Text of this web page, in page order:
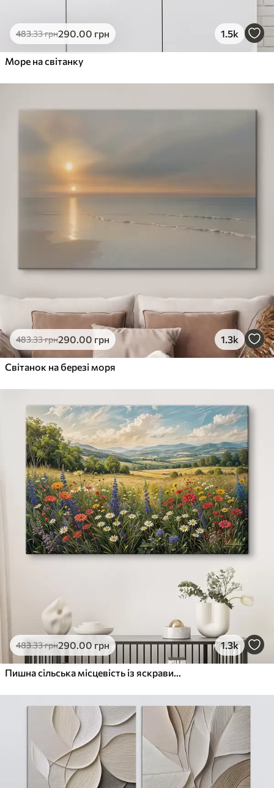
483.33грн290.00 грн 1.5k
Море на світанку
483.33грн290.00 грн 1.3k
Світанок на березі моря
483.33грн290.00 грн 1.3k
Пишна сільська місцевість із яскравим лугом диких квітів, наповненим різнокольоровими квітами під хмарним небом